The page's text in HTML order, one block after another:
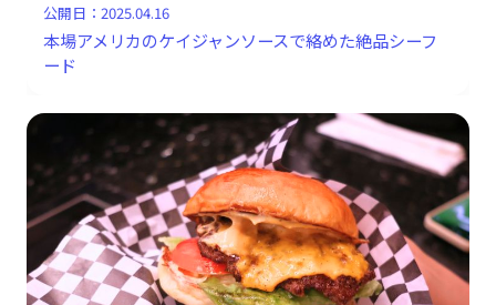
公開日：2025.04.16
本場アメリカのケイジャンソースで絡めた絶品シーフ
ード